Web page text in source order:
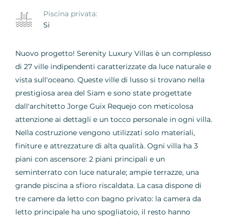
Piscina privata:
Si
Nuovo progetto! Serenity Luxury Villas è un complesso
di 27 ville indipendenti caratterizzate da luce naturale e
vista sull'oceano. Queste ville di lusso si trovano nella
prestigiosa area del Siam e sono state progettate
dall'architetto Jorge Guix Requejo con meticolosa
attenzione ai dettagli e un tocco personale in ogni villa.
Nella costruzione vengono utilizzati solo materiali,
finiture e attrezzature di alta qualità. Ogni villa ha 3
piani con ascensore: 2 piani principali e un
seminterrato con luce naturale; ampie terrazze, una
grande piscina a sfioro riscaldata. La casa dispone di
tre camere da letto con bagno privato: la camera da
letto principale ha uno spogliatoio, il resto hanno